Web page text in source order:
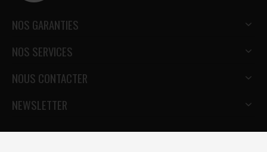
NOS GARANTIES
NOS SERVICES
NOUS CONTACTER
NEWSLETTER